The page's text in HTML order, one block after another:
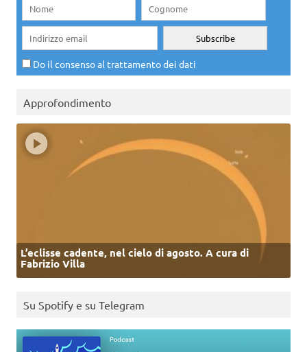
Do il consenso al trattamento dei dati
Approfondimento
L’eclisse cadente, nel cielo di agosto. A cura di
Fabrizio Villa
Su Spotify e su Telegram